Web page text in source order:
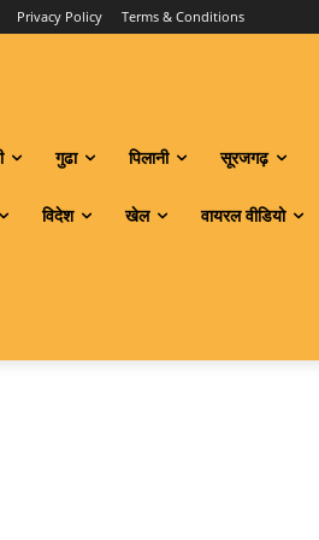
Privacy Policy Terms & Conditions
गुढा पिलानी सूरजगढ़
विदेश खेल वायरल वीडियो